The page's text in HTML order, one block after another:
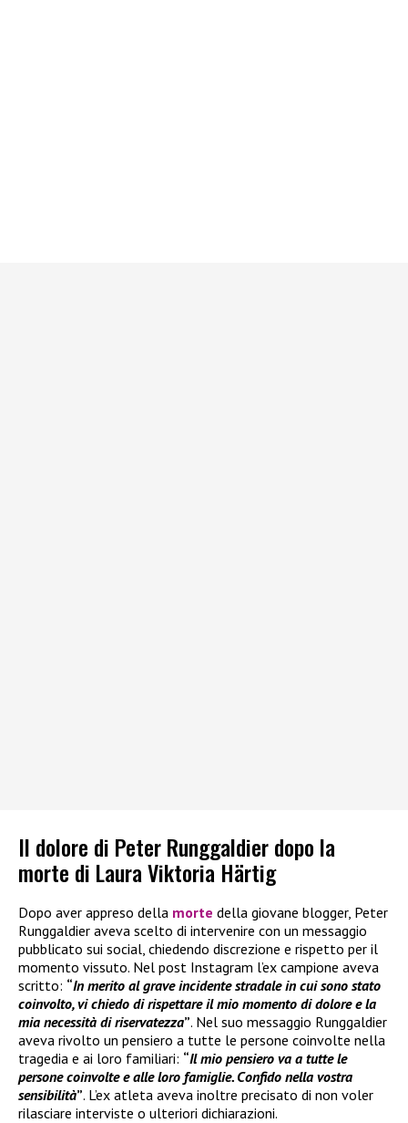
Il dolore di Peter Runggaldier dopo la
morte di Laura Viktoria Härtig
Dopo aver appreso della morte della giovane blogger, Peter
Runggaldier aveva scelto di intervenire con un messaggio
pubblicato sui social, chiedendo discrezione e rispetto per il
momento vissuto. Nel post Instagram l’ex campione aveva
scritto: “In merito al grave incidente stradale in cui sono stato
coinvolto, vi chiedo di rispettare il mio momento di dolore e la
mia necessità di riservatezza”. Nel suo messaggio Runggaldier
aveva rivolto un pensiero a tutte le persone coinvolte nella
tragedia e ai loro familiari: “Il mio pensiero va a tutte le
persone coinvolte e alle loro famiglie. Confido nella vostra
sensibilità”. L’ex atleta aveva inoltre precisato di non voler
rilasciare interviste o ulteriori dichiarazioni.